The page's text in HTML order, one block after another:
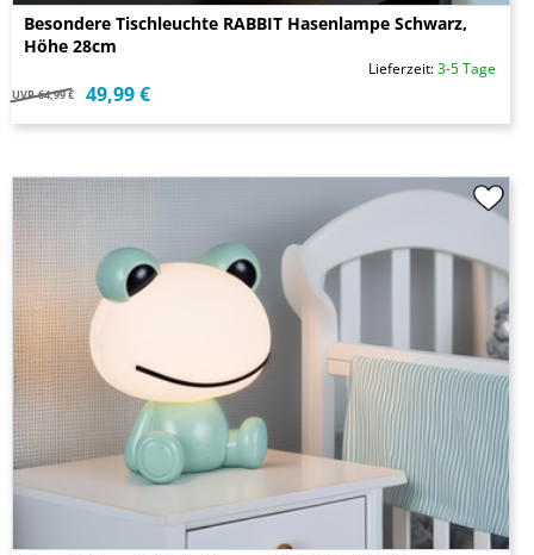
Besondere Tischleuchte RABBIT Hasenlampe Schwarz,
Höhe 28cm
Lieferzeit:3-5 Tage
UVP 64,99 € 49,99 €